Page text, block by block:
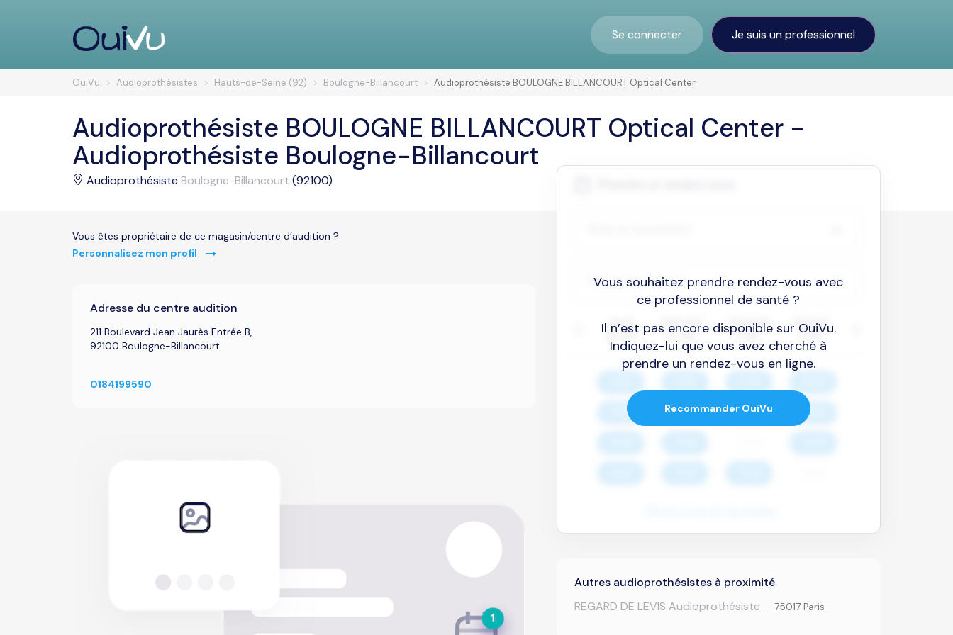
Se connecter Je suis un professionnel
OuiVu Audioprothésistes Hauts-de-Seine (92) Boulogne-Billancourt Audioprothésiste BOULOGNE BILLANCOURT Optical Center
Audioprothésiste BOULOGNE BILLANCOURT Optical Center -
Audioprothésiste Boulogne-Billancourt
Audioprothésiste Boulogne-Billancourt (92100)
Vous souhaitez prendre rendez-vous avec
ce professionnel de santé ?
Il n’est pas encore disponible sur OuiVu.
Indiquez-lui que vous avez cherché à
prendre un rendez-vous en ligne.
Recommander OuiVu
Autres audioprothésistes à proximité
REGARD DE LEVIS Audioprothésiste — 75017 Paris
Vous êtes propriétaire de ce magasin/centre d’audition ?
Personnalisez mon profil
Adresse du centre audition
211 Boulevard Jean Jaurès Entrée B,
92100 Boulogne-Billancourt
0184199590